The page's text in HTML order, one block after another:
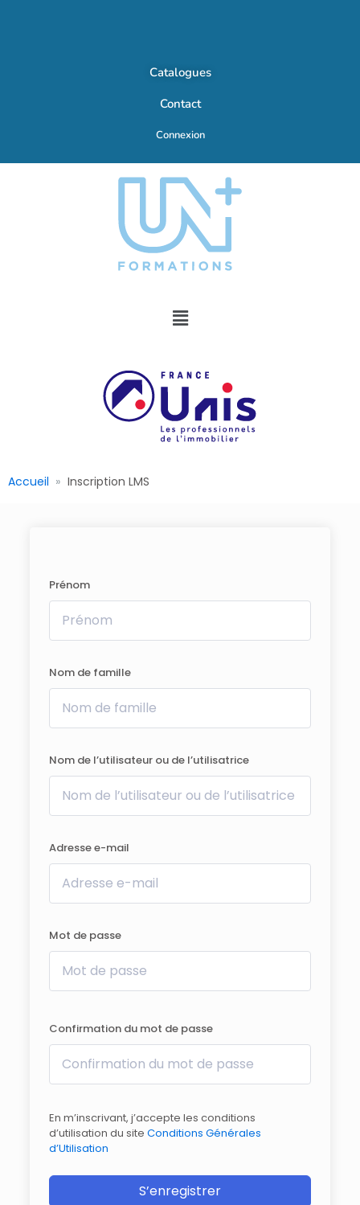
Catalogues
Contact
Connexion
Accueil Inscription LMS
Prénom
Nom de famille
Nom de l’utilisateur ou de l’utilisatrice
Adresse e-mail
Mot de passe
Confirmation du mot de passe
En m’inscrivant, j’accepte les conditions
d’utilisation du site Conditions Générales
d’Utilisation
S’enregistrer